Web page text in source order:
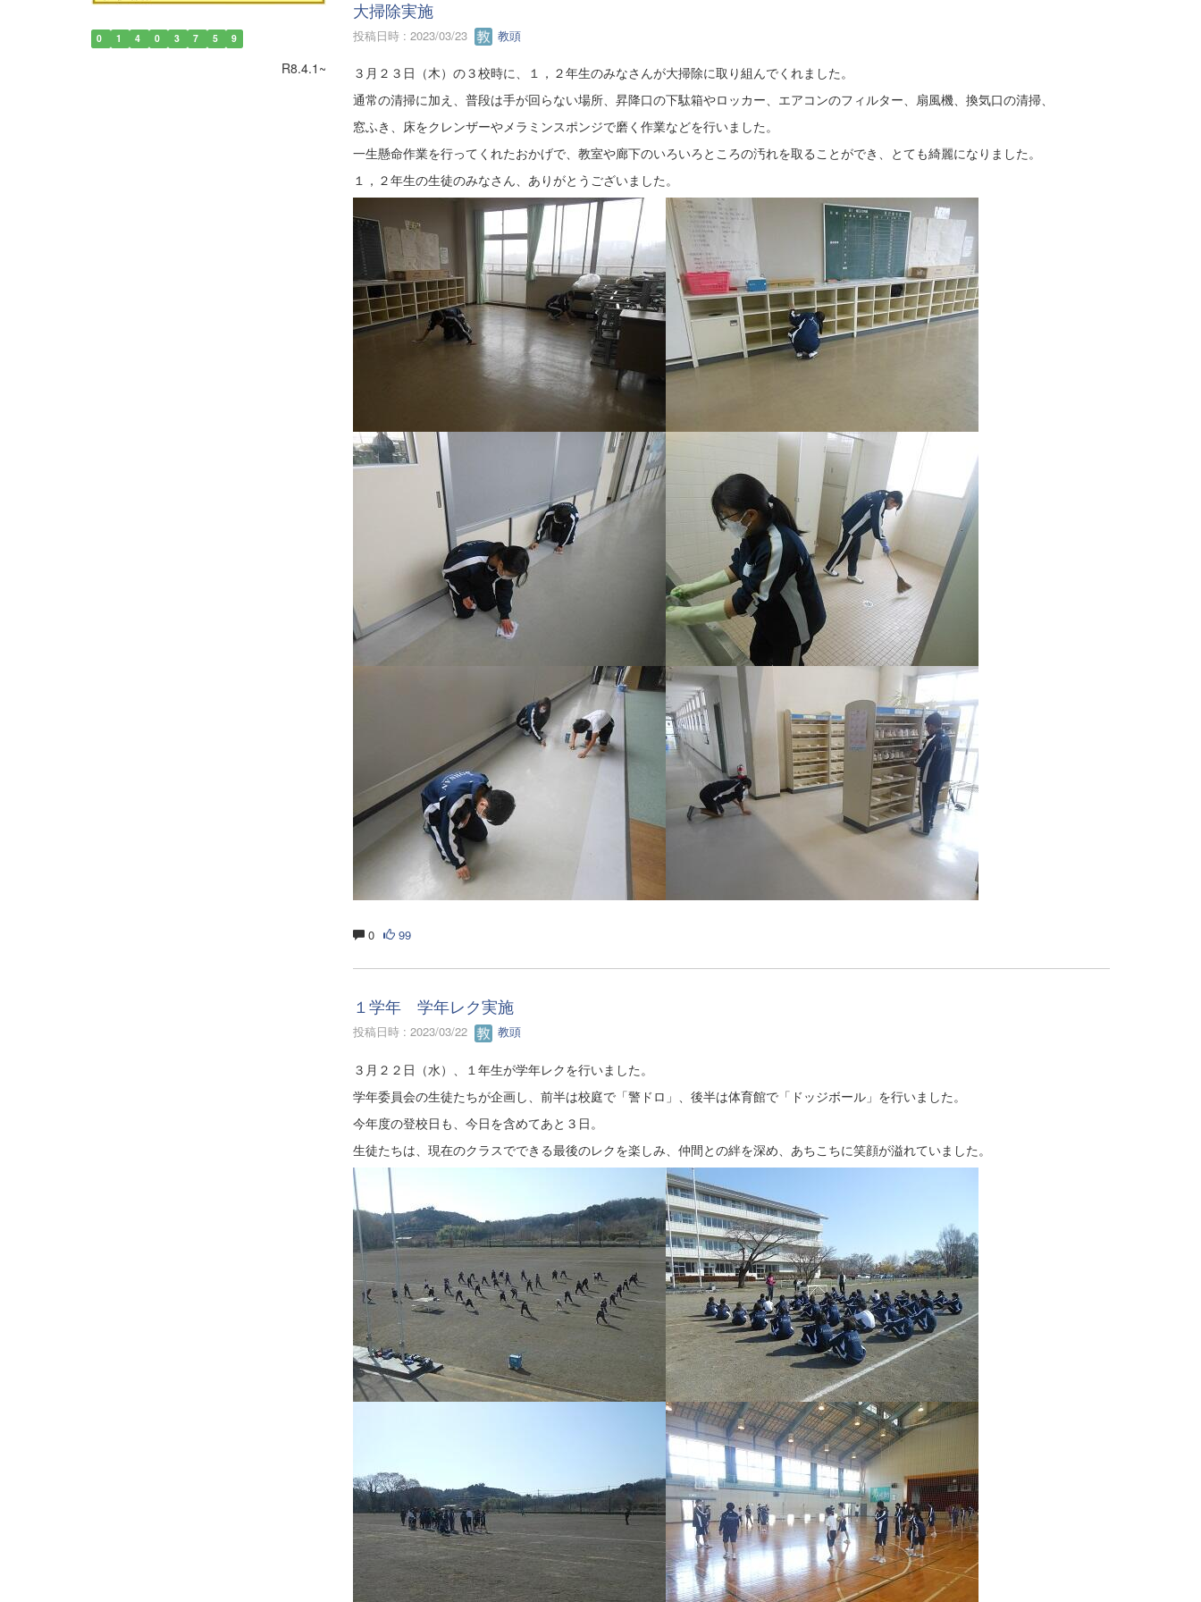
大掃除実施
投稿日時 : 2023/03/23 教頭
３月２３日（木）の３校時に、１，２年生のみなさんが大掃除に取り組んでくれました。
通常の清掃に加え、普段は手が回らない場所、昇降口の下駄箱やロッカー、エアコンのフィルター、扇風機、換気口の清掃、
窓ふき、床をクレンザーやメラミンスポンジで磨く作業などを行いました。
一生懸命作業を行ってくれたおかげで、教室や廊下のいろいろところの汚れを取ることができ、とても綺麗になりました。
１，２年生の生徒のみなさん、ありがとうございました。
0 99
１学年 学年レク実施
投稿日時 : 2023/03/22 教頭
３月２２日（水）、１年生が学年レクを行いました。
学年委員会の生徒たちが企画し、前半は校庭で「警ドロ」、後半は体育館で「ドッジボール」を行いました。
今年度の登校日も、今日を含めてあと３日。
生徒たちは、現在のクラスでできる最後のレクを楽しみ、仲間との絆を深め、あちこちに笑顔が溢れていました。
0 1 4 0 3 7 5 9
R8.4.1~